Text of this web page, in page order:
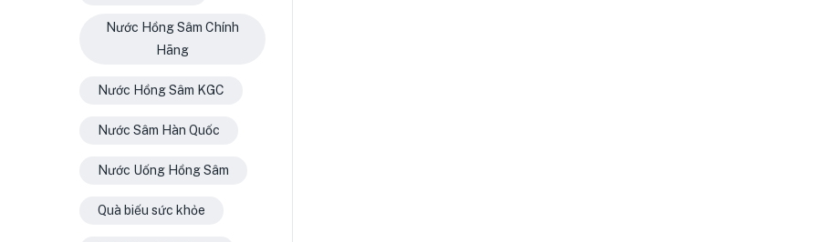
Nước Hồng Sâm Chính
Hãng
Nước Hồng Sâm KGC
Nước Sâm Hàn Quốc
Nước Uống Hồng Sâm
Quà biếu sức khỏe